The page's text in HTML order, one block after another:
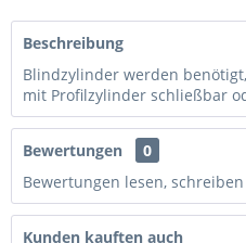
Beschreibung
Blindzylinder werden
mit Profilzylinder schließbar
Bewertungen
0
Bewertungen lesen,
Kunden kauften auch